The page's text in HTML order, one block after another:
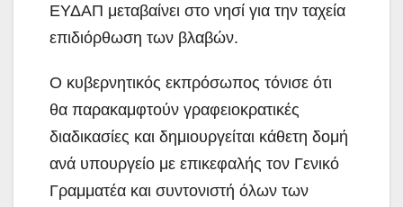
ΕΥΔΑΠ μεταβαίνει στο νησί για την ταχεία
επιδιόρθωση των βλαβών.
Ο κυβερνητικός εκπρόσωπος τόνισε ότι
θα παρακαμφτούν γραφειοκρατικές
διαδικασίες και δημιουργείται κάθετη δομή
ανά υπουργείο με επικεφαλής τον Γενικό
Γραμματέα και συντονιστή όλων των